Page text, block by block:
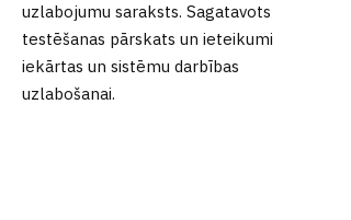
uzlabojumu saraksts. Sagatavots
testēšanas pārskats un ieteikumi
iekārtas un sistēmu darbības
uzlabošanai.